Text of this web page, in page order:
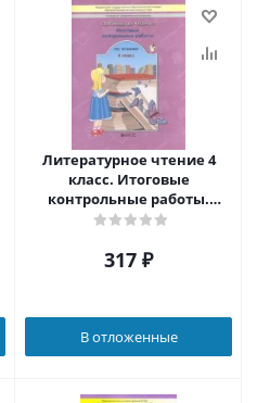
Литературное чтение 4
класс. Итоговые
контрольные работы.
ФГОС
317 ₽
В отложенные